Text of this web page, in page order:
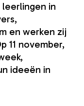
in
en werken zij
11 november,
ideeën in